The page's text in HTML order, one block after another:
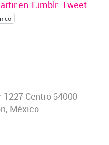
en Tumblr Tweet
Centro 64000
México.